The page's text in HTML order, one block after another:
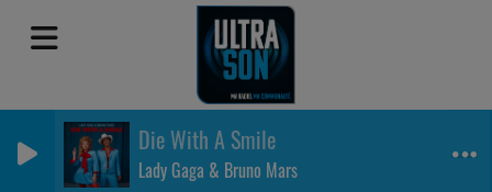
Die With A Smile
Lady Gaga & Bruno Mars